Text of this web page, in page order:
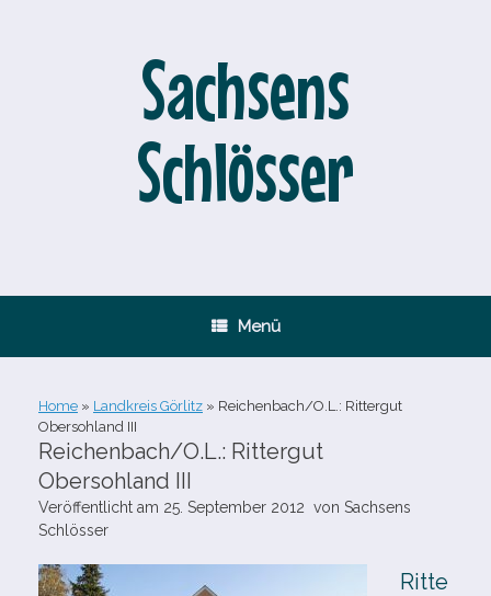
Sachsens
Schlösser
Menü
Home » Landkreis Görlitz » Reichenbach/O.L.: Rittergut
Obersohland III
Reichenbach/O.L.: Rittergut
Obersohland III
Veröffentlicht am 25. September 2012 von Sachsens
Schlösser
Ritte